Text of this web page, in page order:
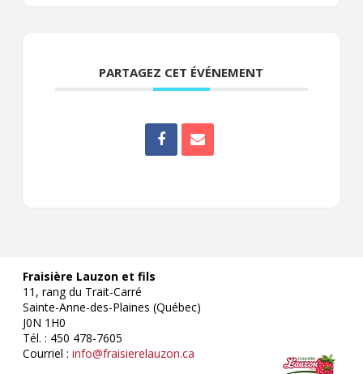
PARTAGEZ CET ÉVÉNEMENT
Fraisière Lauzon et fils
11, rang du Trait-Carré
Sainte-Anne-des-Plaines (Québec)
J0N 1H0
Tél. : 450 478-7605
Courriel : info@fraisierelauzon.ca